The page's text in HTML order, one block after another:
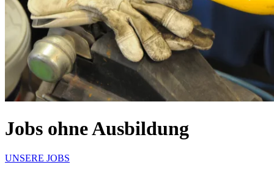
Jobs ohne Ausbildung
UNSERE JOBS